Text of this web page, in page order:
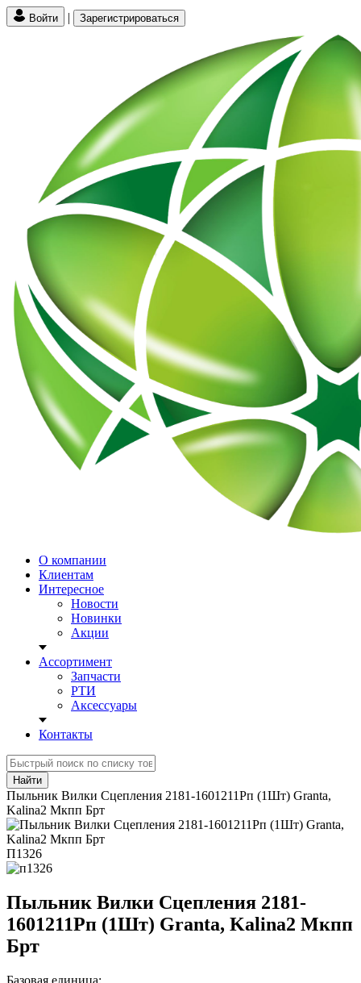
Войти | Зарегистрироваться
О компании
Клиентам
Интересное
Новости
Новинки
Акции
Ассортимент
Запчасти
РТИ
Аксессуары
Контакты
Найти
Пыльник Вилки Сцепления 2181-1601211Рп (1Шт) Granta,
Kalina2 Мкпп Брт
П1326
Пыльник Вилки Сцепления 2181-
1601211Рп (1Шт) Granta, Kalina2 Мкпп
Брт
Базовая единица: